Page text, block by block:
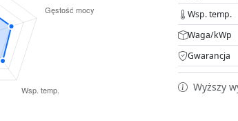
Wsp. temp.
Waga/kWp
Gwarancja
Wyższy